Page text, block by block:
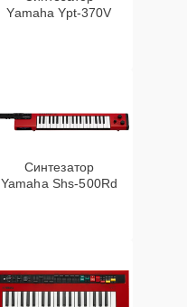
Yamaha Ypt-370V
Синтезатор
Yamaha Shs-500Rd